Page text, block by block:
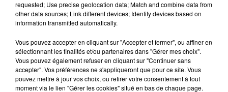
Dans la même série
vendredi 21 mars
La minute sport en Alsace avec Top Music
requested; Use precise geolocation data; Match and combine data from
other data sources; Link different devices; Identify devices based on
information transmitted automatically.
Vous pouvez accepter en cliquant sur "Accepter et fermer", ou affiner en
sélectionnant les finalités et/ou partenaires dans "Gérer mes choix".
Vous pouvez également refuser en cliquant sur "Continuer sans
accepter". Vos préférences ne s'appliqueront que pour ce site. Vous
pouvez mettre à jour vos choix, ou retirer votre consentement à tout
moment via le lien "Gérer les cookies" situé en bas de chaque page.